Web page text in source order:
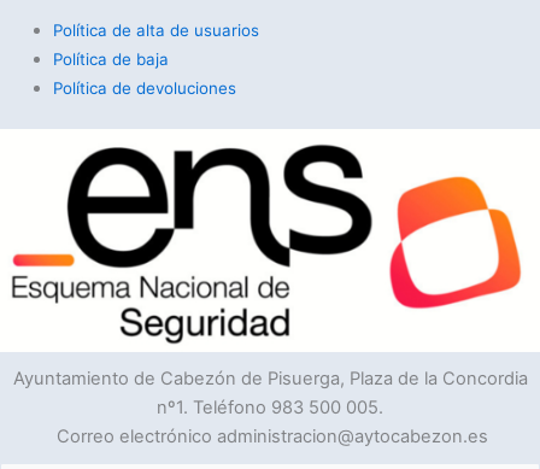
Política de alta de usuarios
Política de baja
Política de devoluciones
Ayuntamiento de Cabezón de Pisuerga, Plaza de la Concordia
nº1. Teléfono 983 500 005.
Correo electrónico administracion@aytocabezon.es